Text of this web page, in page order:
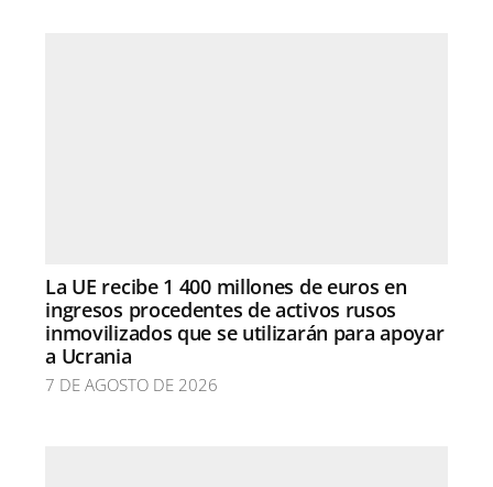
La UE recibe 1 400 millones de euros en
ingresos procedentes de activos rusos
inmovilizados que se utilizarán para apoyar
a Ucrania
7 DE AGOSTO DE 2026